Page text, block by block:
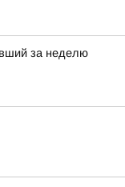
за неделю